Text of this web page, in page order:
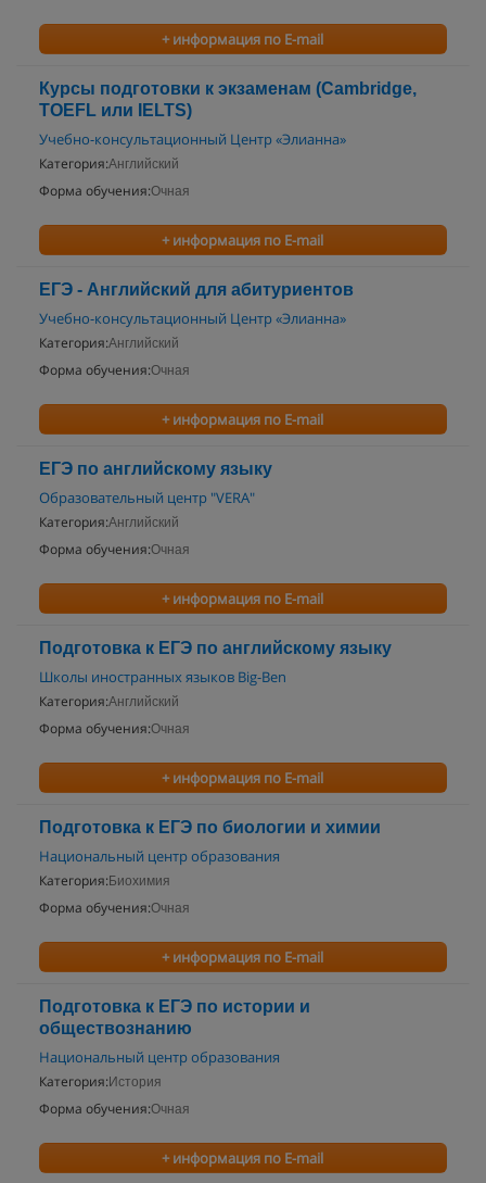
+ информация по E-mail
Курсы подготовки к экзаменам (Cambridge,
TOEFL или IELTS)
Учебно-консультационный Центр «Элианна»
Категория:Английский
Форма обучения:Очная
+ информация по E-mail
ЕГЭ - Английский для абитуриентов
Учебно-консультационный Центр «Элианна»
Категория:Английский
Форма обучения:Очная
+ информация по E-mail
ЕГЭ по английскому языку
Образовательный центр "VERA"
Категория:Английский
Форма обучения:Очная
+ информация по E-mail
Подготовка к ЕГЭ по английскому языку
Школы иностранных языков Big-Ben
Категория:Английский
Форма обучения:Очная
+ информация по E-mail
Подготовка к ЕГЭ по биологии и химии
Национальный центр образования
Категория: Биохимия
Форма обучения:Очная
+ информация по E-mail
Подготовка к ЕГЭ по истории и
обществознанию
Национальный центр образования
Категория: История
Форма обучения:Очная
+ информация по E-mail